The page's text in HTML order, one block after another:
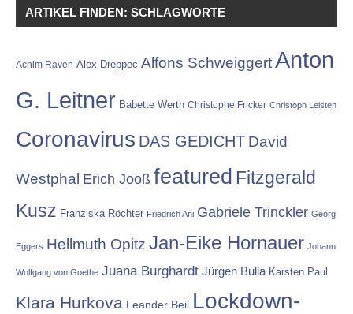
ARTIKEL FINDEN: SCHLAGWORTE
Achim Raven Alex Dreppec Alfons SchweiggertAnton
G. Leitner Babette Werth Christophe Fricker Christoph Leisten
Coronavirus DAS GEDICHT David
Westphal Erich Jooß featured Fitzgerald
Kusz Franziska Röchter Friedrich Ani Gabriele Trinckler Georg
Eggers Hellmuth Opitz Jan-Eike Hornauer Johann
Wolfgang von Goethe Juana Burghardt Jürgen Bulla Karsten Paul
Klara Hurkova Leander Beil Lockdown-